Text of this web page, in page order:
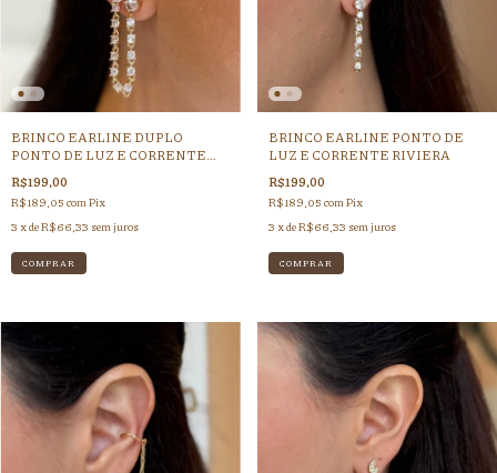
BRINCO EARLINE DUPLO
PONTO DE LUZ E CORRENTE
RIVIERA
R$199,00
R$189,05 comPix
3 x deR$66,33 sem juros
BRINCO EARLINE PONTO DE
LUZ E CORRENTE RIVIERA
R$199,00
R$189,05 comPix
3 x deR$66,33 sem juros